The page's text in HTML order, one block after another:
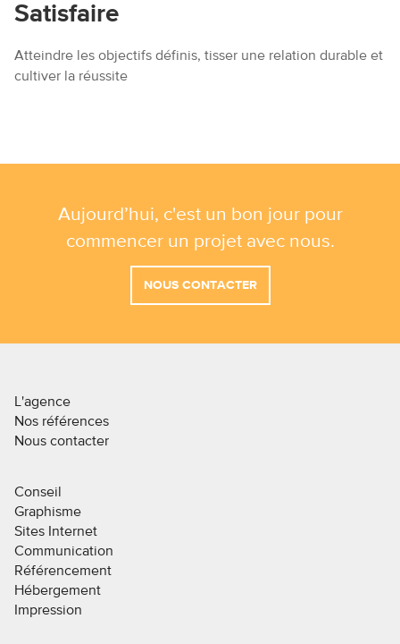
Satisfaire
Atteindre les objectifs définis, tisser une relation durable et
cultiver la réussite
Aujourd’hui, c'est un bon jour pour
commencer un projet avec nous.
NOUS CONTACTER
L'agence
Nos références
Nous contacter
Conseil
Graphisme
Sites Internet
Communication
Référencement
Hébergement
Impression